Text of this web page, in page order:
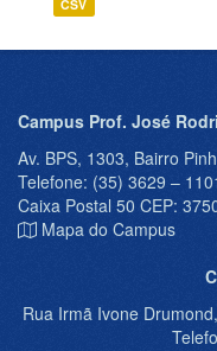
CSV
Campus Prof. José
Av. BPS, 1303, Bairro
Telefone: (35) 3629 –
Caixa Postal 50 CEP:
Mapa do Campus
Rua Irmã Ivone